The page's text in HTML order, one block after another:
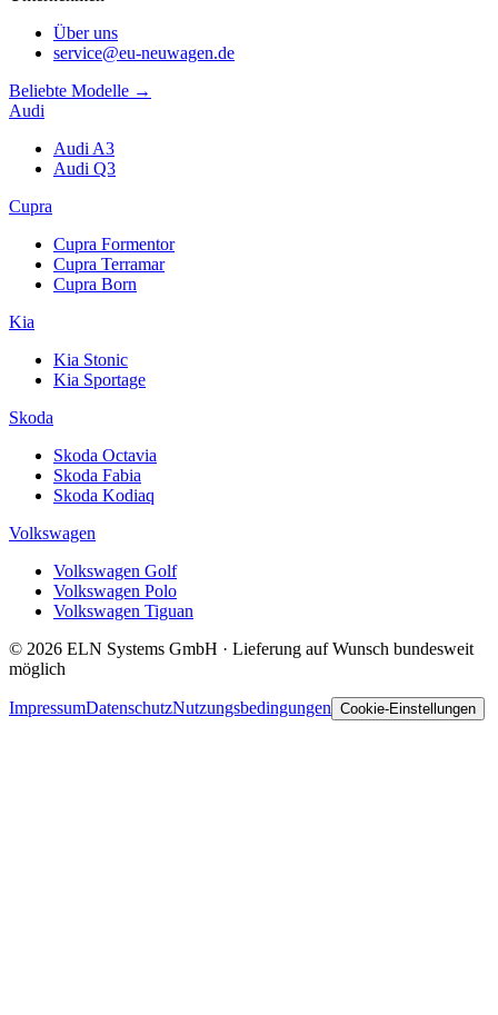
Über uns
service@eu-neuwagen.de
Beliebte Modelle →
Audi
Audi A3
Audi Q3
Cupra
Cupra Formentor
Cupra Terramar
Cupra Born
Kia
Kia Stonic
Kia Sportage
Skoda
Skoda Octavia
Skoda Fabia
Skoda Kodiaq
Volkswagen
Volkswagen Golf
Volkswagen Polo
Volkswagen Tiguan
© 2026 ELN Systems GmbH · Lieferung auf Wunsch bundesweit
möglich
ImpressumDatenschutzNutzungsbedingungen Cookie-Einstellungen